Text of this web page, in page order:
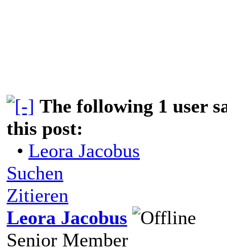
The following 1 user
this post:
• Leora Jacobus
Suchen
Zitieren
Leora Jacobus
Senior Member